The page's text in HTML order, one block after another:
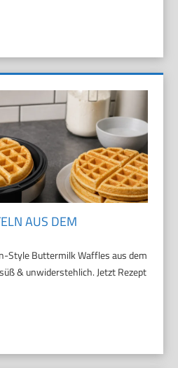
AUS DEM
Style Buttermilk Waffles aus dem
& unwiderstehlich. Jetzt Rezept